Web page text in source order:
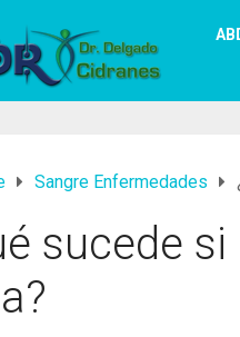
Sangre Enfermedades
sucede